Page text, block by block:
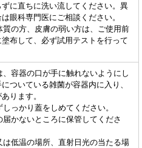
ずに直ちに洗い流してください。異
眼科専門医にご相談ください。
質の方、皮膚の弱い方は、ご使用前
布して、必ず試用テストを行って
、容器の口が手に触れないようにし
ついている雑菌が容器内に入り、
ります。
っかり蓋をしめてください。
届かないところに保管してくださ
は低温の場所、直射日光の当たる場